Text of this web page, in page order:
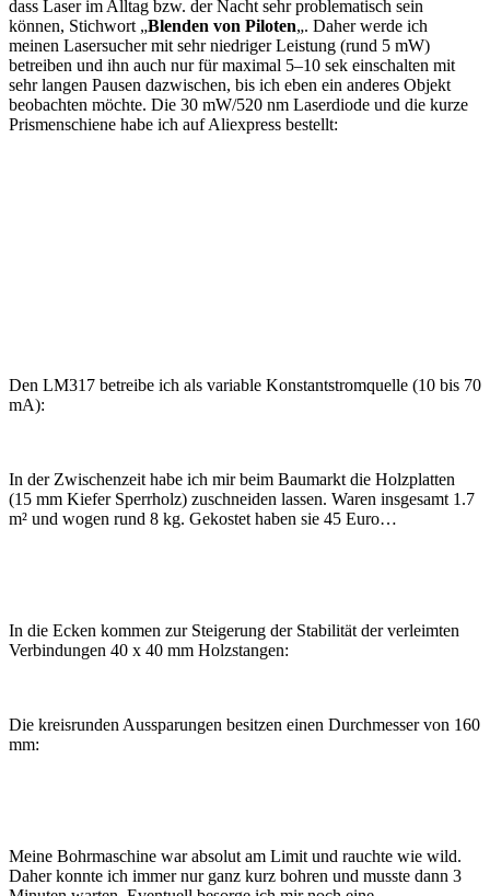
dass Laser im Alltag bzw. der Nacht sehr problematisch sein
können, Stichwort „Blenden von Piloten„. Daher werde ich
meinen Lasersucher mit sehr niedriger Leistung (rund 5 mW)
betreiben und ihn auch nur für maximal 5–10 sek einschalten mit
sehr langen Pausen dazwischen, bis ich eben ein anderes Objekt
beobachten möchte. Die 30 mW/520 nm Laserdiode und die kurze
Prismenschiene habe ich auf Aliexpress bestellt:
Den LM317 betreibe ich als variable Konstantstromquelle (10 bis 70
mA):
In der Zwischenzeit habe ich mir beim Baumarkt die Holzplatten
(15 mm Kiefer Sperrholz) zuschneiden lassen. Waren insgesamt 1.7
m² und wogen rund 8 kg. Gekostet haben sie 45 Euro…
In die Ecken kommen zur Steigerung der Stabilität der verleimten
Verbindungen 40 x 40 mm Holzstangen:
Die kreisrunden Aussparungen besitzen einen Durchmesser von 160
mm:
Meine Bohrmaschine war absolut am Limit und rauchte wie wild.
Daher konnte ich immer nur ganz kurz bohren und musste dann 3